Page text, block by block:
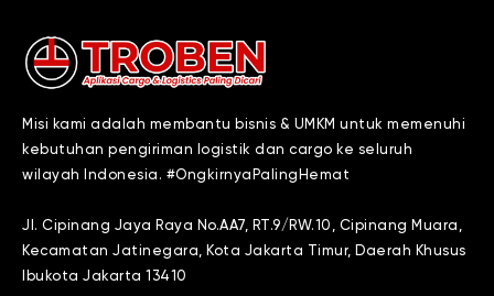
Misi kami adalah membantu bisnis & UMKM untuk memenuhi
kebutuhan pengiriman logistik dan cargo ke seluruh
wilayah Indonesia. #OngkirnyaPalingHemat
Jl. Cipinang Jaya Raya No.AA7, RT.9/RW.10, Cipinang Muara,
Kecamatan Jatinegara, Kota Jakarta Timur, Daerah Khusus
Ibukota Jakarta 13410